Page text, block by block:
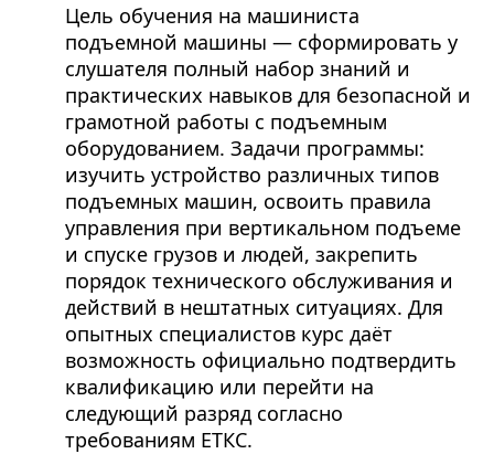
Цель обучения на машиниста
подъемной машины — сформировать у
слушателя полный набор знаний и
практических навыков для безопасной и
грамотной работы с подъемным
оборудованием. Задачи программы:
изучить устройство различных типов
подъемных машин, освоить правила
управления при вертикальном подъеме
и спуске грузов и людей, закрепить
порядок технического обслуживания и
действий в нештатных ситуациях. Для
опытных специалистов курс даёт
возможность официально подтвердить
квалификацию или перейти на
следующий разряд согласно
требованиям ЕТКС.